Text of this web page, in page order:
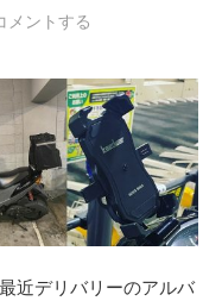
メントする
近デリバリーのアルバ